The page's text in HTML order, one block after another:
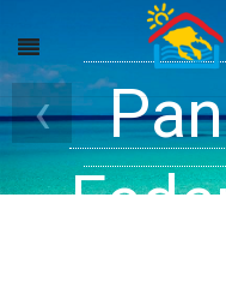
Get
‹